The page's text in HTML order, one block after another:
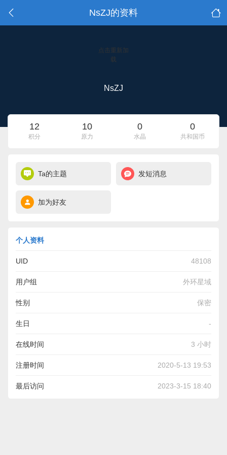
NsZJ的资料
点击重新加
载
NsZJ
12
积分
10
原力
0
水晶
0
共和国币
Ta的主题 发短消息
加为好友
个人资料
UID 48108
用户组 外环星域
性别 保密
生日 -
在线时间 3 小时
注册时间 2020-5-13 19:53
最后访问 2023-3-15 18:40